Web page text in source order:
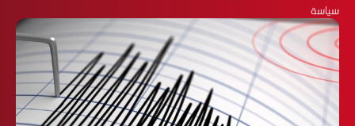
سياسة